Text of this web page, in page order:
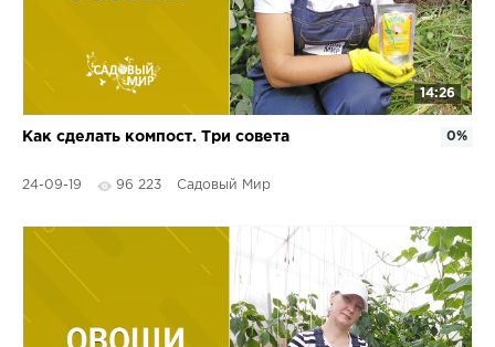
14:26
Как сделать компост. Три совета
24-09-19 96 223 Садовый Мир
0%